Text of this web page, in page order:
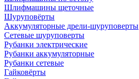
Шлифмашины щеточные
Шуруповёрты
Аккумуляторные дрели-шуруповерты
Сетевые шуруповерты
Рубанки электрические
Рубанки аккумуляторные
Рубанки сетевые
Гайковёрты